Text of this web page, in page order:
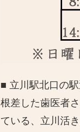
■ 立川駅北口の
根差した歯医者
ている、立川活